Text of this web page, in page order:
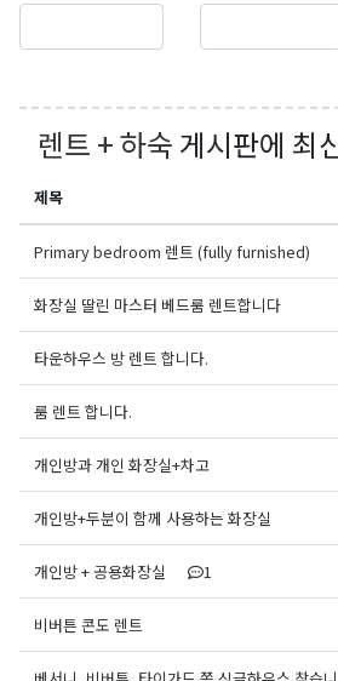
렌트 + 하숙 게시판에 최
제목
Primary bedroom 렌트 (fully furnished)
화장실 딸린 마스터 베드룸 렌트합니다
타운하우스 방 렌트 합니다.
룸 렌트 합니다.
개인방과 개인 화장실+차고
개인방+두분이 함께 사용하는 화장실
개인방 + 공용화장실 1
비버튼 콘도 렌트